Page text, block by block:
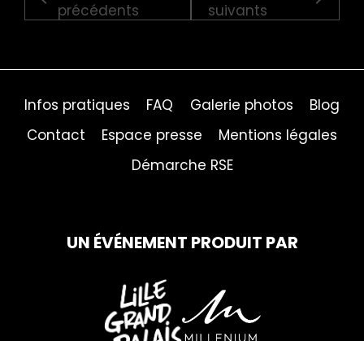
précédents
suivants
Infos pratiques FAQ Galerie photos
Blog
Contact
Espace presse
Mentions légales
Démarche RSE
UN ÉVÉNEMENT PRODUIT PAR